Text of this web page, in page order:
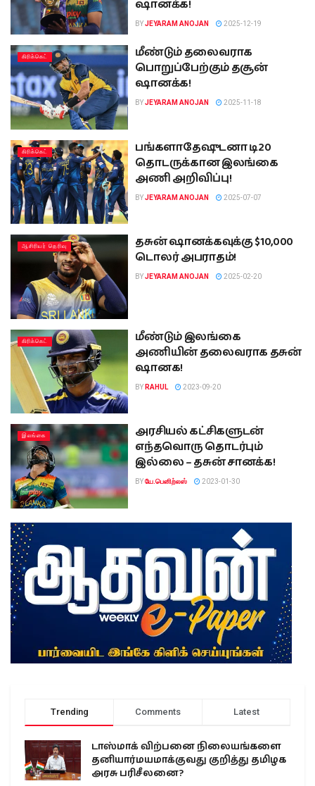
ஷானக்க!
BYJEYARAM ANOJAN 2025-12-19
கிரிக்கெட்
மீண்டும் தலைவராக
பொறுப்பேற்கும் தசூன்
ஷானக்க!
BYJEYARAM ANOJAN 2025-11-18
கிரிக்கெட்
பங்களாதேஷுடனா டி20
தொடருக்கான இலங்கை
அணி அறிவிப்பு!
BYJEYARAM ANOJAN 2025-07-07
ஆசிரியர் தெரிவு
தசுன் ஷானக்கவுக்கு $10,000
டொலர் அபராதம்!
BYJEYARAM ANOJAN 2025-02-20
கிரிக்கெட்
மீண்டும் இலங்கை
அணியின் தலைவராக தசுன்
ஷானக!
BY RAHUL 2023-09-20
இலங்கை
அரசியல் கட்சிகளுடன்
எந்தவொரு தொடர்பும்
இல்லை – தசுன் சானக்க!
BYயே.பெனிற்லஸ் 2023-01-30
Trending Comments Latest
டாஸ்மாக் விற்பனை நிலையங்களை
தனியார்மயமாக்குவது குறித்து தமிழக
அரசு பரிசீலனை?